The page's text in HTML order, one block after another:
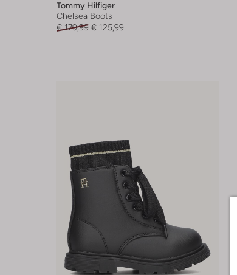
Tommy Hilfiger
Chelsea Boots
€ 179,99 € 125,99